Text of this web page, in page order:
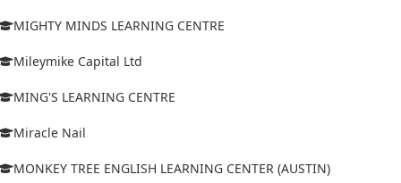
MIGHTY MINDS LEARNING CENTRE
Mileymike Capital Ltd
MING'S LEARNING CENTRE
Miracle Nail
MONKEY TREE ENGLISH LEARNING CENTER (AUSTIN)